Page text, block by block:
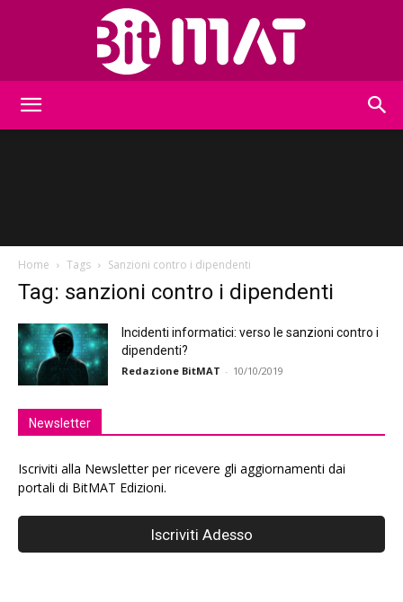
Home Tags Sanzioni contro i dipendenti
Tag: sanzioni contro i dipendenti
Incidenti informatici: verso le sanzioni contro i
dipendenti?
Redazione BitMAT - 10/10/2019
Newsletter
Iscriviti alla Newsletter per ricevere gli aggiornamenti dai
portali di BitMAT Edizioni.